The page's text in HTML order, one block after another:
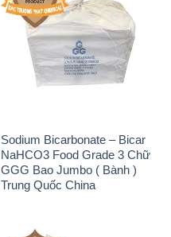
Sodium Bicarbonate – Bicar
NaHCO3 Food Grade 3 Chữ
GGG Bao Jumbo ( Bành )
Trung Quốc China